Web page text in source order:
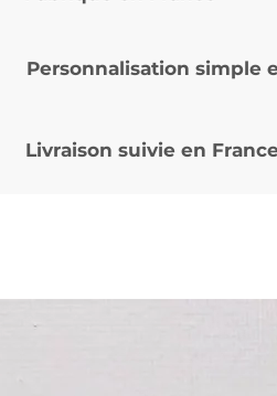
Personnalisation simple
Livraison suivie en